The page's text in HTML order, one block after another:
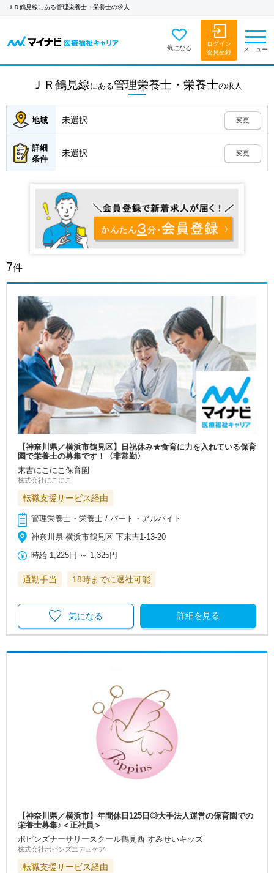
ＪＲ鶴見線にある管理栄養士・栄養士の求人
気になる
ログイン
会員登録
メニュー
ＪＲ鶴見線 にある管理栄養士・栄養士の求人
地域 未選択 変更
詳細
条件
未選択 変更
7件
【神奈川県／横浜市鶴見区】日祝休み★食育に力を入れている保育
園で栄養士の募集です！〈非常勤〉
末吉にこにこ保育園
株式会社にこにこ
転職支援サービス経由
管理栄養士・栄養士 / パート・アルバイト
神奈川県 横浜市鶴見区 下末吉1-13-20
時給 1,225円 ～ 1,325円
通勤手当 18時までに退社可能
詳細を見る
気になる
【神奈川県／横浜市】年間休日125日◎大手法人運営の保育園での
栄養士募集♪＜正社員＞
ポピンズナーサリースクール鶴見西 すみせいキッズ
株式会社ポピンズエデュケア
転職支援サービス経由